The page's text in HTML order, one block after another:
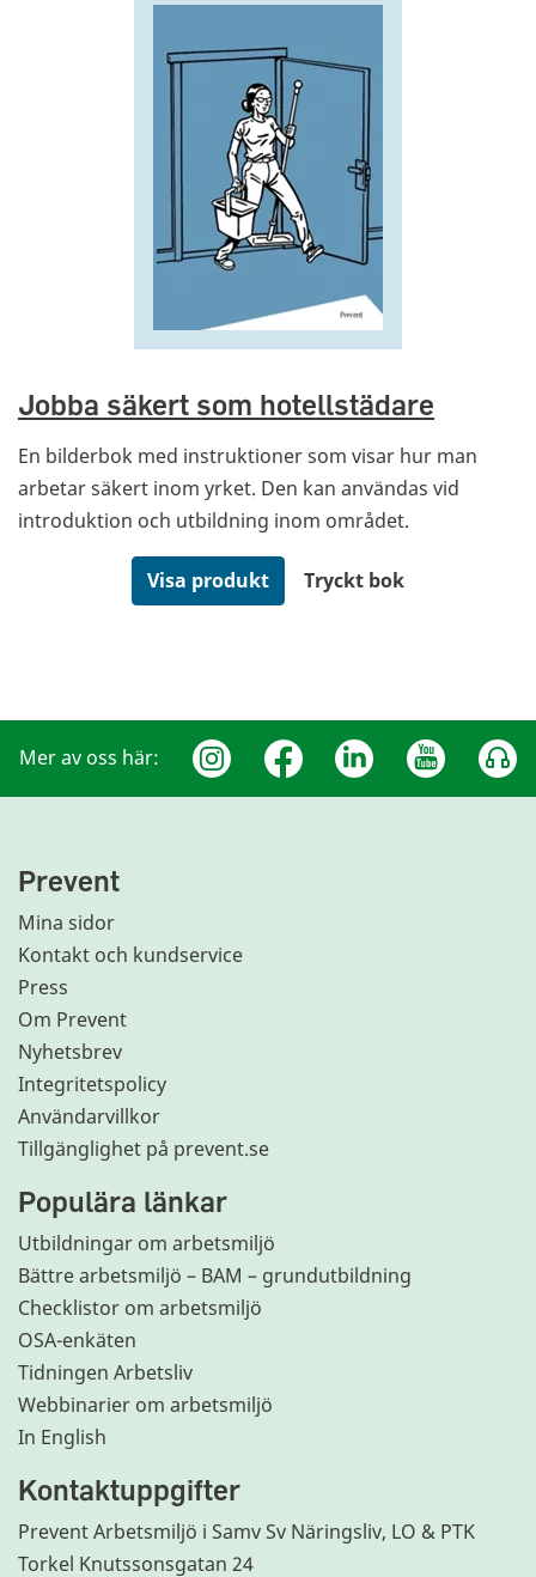
Jobba säkert som hotellstädare
En bilderbok med instruktioner som visar hur man
arbetar säkert inom yrket. Den kan användas vid
introduktion och utbildning inom området.
Visa produkt Tryckt bok
Mer av oss här:
Prevent
Mina sidor
Kontakt och kundservice
Press
Om Prevent
Nyhetsbrev
Integritetspolicy
Användarvillkor
Tillgänglighet på prevent.se
Populära länkar
Utbildningar om arbetsmiljö
Bättre arbetsmiljö – BAM – grundutbildning
Checklistor om arbetsmiljö
OSA-enkäten
Tidningen Arbetsliv
Webbinarier om arbetsmiljö
In English
Kontaktuppgifter
Prevent Arbetsmiljö i Samv Sv Näringsliv, LO & PTK
Torkel Knutssonsgatan 24